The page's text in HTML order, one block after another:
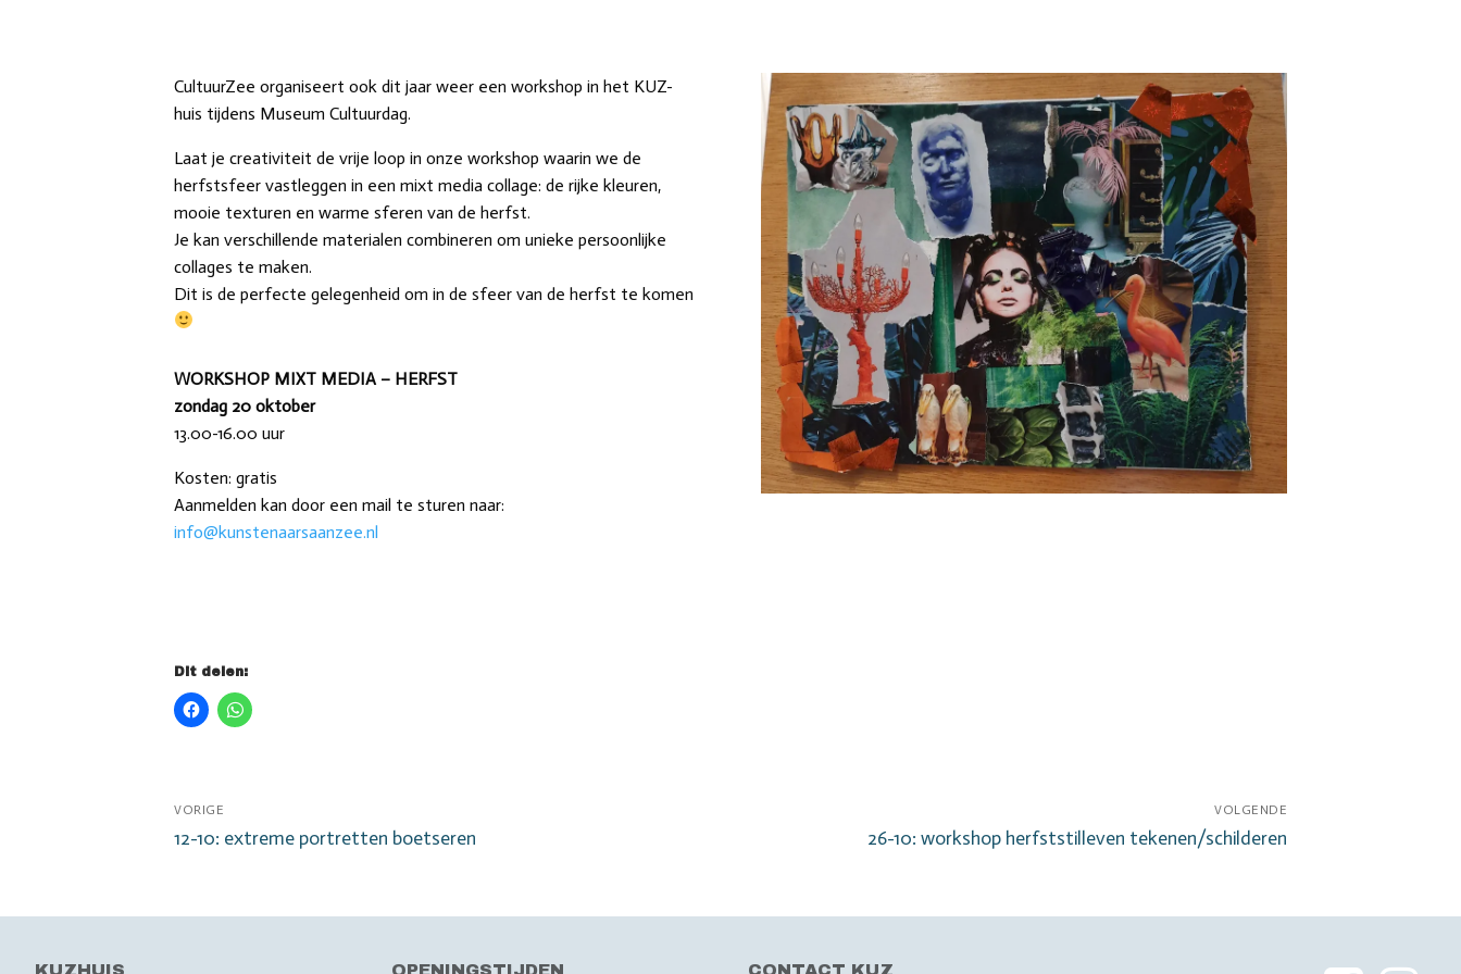
CultuurZee organiseert ook dit jaar weer een workshop in het KUZ-
huis tijdens Museum Cultuurdag.
Laat je creativiteit de vrije loop in onze workshop waarin we de
herfstsfeer vastleggen in een mixt media collage: de rijke kleuren,
mooie texturen en warme sferen van de herfst.
Je kan verschillende materialen combineren om unieke persoonlijke
collages te maken.
Dit is de perfecte gelegenheid om in de sfeer van de herfst te komen
WORKSHOP MIXT MEDIA – HERFST
zondag 20 oktober
13.00-16.00 uur
Kosten: gratis
Aanmelden kan door een mail te sturen naar:
info@kunstenaarsaanzee.nl
Dit delen:
Bericht
navigatie
VORIGE
Vorig
12-10: extreme portretten boetseren
VOLGENDE
Volgend
26-10: workshop herfststilleven tekenen/schilderen
KUZHUIS OPENINGSTIJDEN CONTACT KUZ